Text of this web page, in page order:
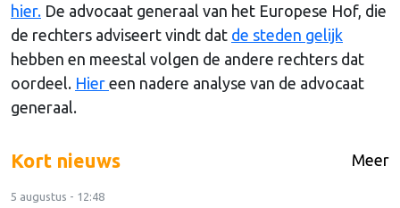
hier. De advocaat generaal van het Europese Hof, die
de rechters adviseert vindt dat de steden gelijk
hebben en meestal volgen de andere rechters dat
oordeel. Hier een nadere analyse van de advocaat
generaal.
Kort nieuws Meer
5 augustus - 12:48